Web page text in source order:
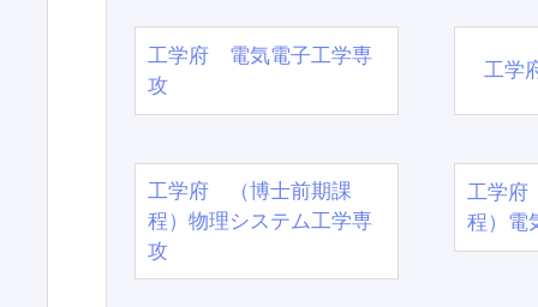
工学府 電気電子工学専
攻
工学
工学府 （博士前期課
程）物理システム工学専
攻
工学
程）電